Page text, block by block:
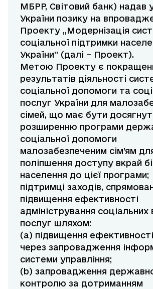
МБРР, Світовий банк) надав
України позику на
Проекту „Модернізація
соціальної підтримки
України” (далі – Проект).
Метою Проекту є
результатів діяльності
соціальної допомоги та
послуг України для
сімей, що має бути
розширенню програми
соціальної допомоги
малозабезпеченим сім’ям
поліпшення доступу вкрай
населення до цієї програми;
підтримці заходів,
підвищення ефективності
адміністрування соціальних
послуг шляхом:
(a) підвищення
через запровадження
системи управління;
(b) запровадження
контролю за дотриманням